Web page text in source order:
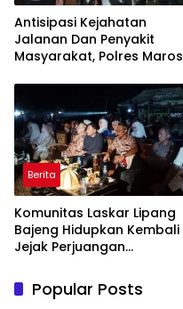
Antisipasi Kejahatan
Jalanan Dan Penyakit
Masyarakat, Polres Maros
Kondusif
Berita
Komunitas Laskar Lipang
Bajeng Hidupkan Kembali
Jejak Perjuangan
Wabup Takalar: Apresiasi
Bahwa Sejarah Adalah
Popular Posts